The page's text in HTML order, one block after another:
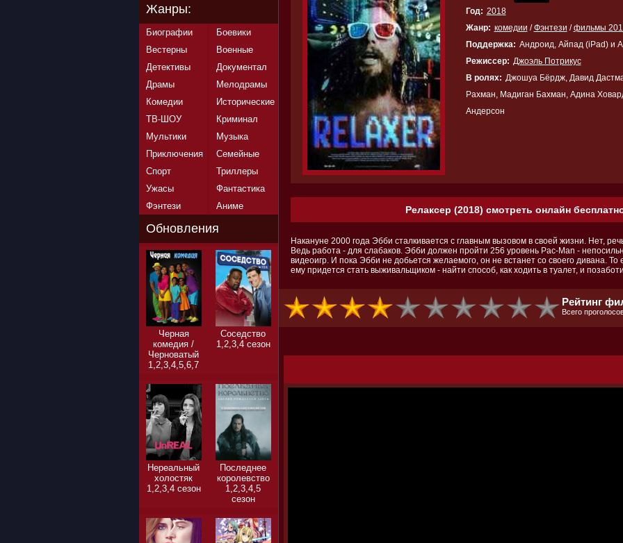
Год: 2018
Жанр: комедии /Фэнтези /фильмы
Поддержка: Андроид, Айпад (iPad) и
Режиссер: Джоэль Потрикус
В ролях: Джошуа Бёрдж, Давид
Рахман, Мадиган Бахман, Адина
Андерсон
Релаксер (2018) смотреть онлайн
Накануне 2000 года Эбби сталкивается с главным вызовом в своей жизни. Нет,
Ведь работа - для слабаков. Эбби должен пройти 256 уровень Pac-Man -
видеоигр. И пока Эбби не добьется желаемого, он не встанет со своего дивана. То
ему придется стать выживальщиком - найти способ, как ходить в туалет, и
Рейтинг
Всего
Жанры:
Биографии
Боевики
Вестерны
Военные
Детективы
Документал
Драмы
Мелодрамы
Комедии
Исторические
ТВ-ШОУ
Криминал
Мультики
Музыка
Приключения
Семейные
Спорт
Триллеры
Ужасы
Фантастика
Фэнтези
Аниме
Обновления
Черная
комедия /
Черноватый
1,2,3,4,5,6,7
Соседство
1,2,3,4 сезон
Нереальный
холостяк
1,2,3,4 сезон
Последнее
королевство
1,2,3,4,5
сезон